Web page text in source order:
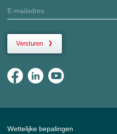
Versturen
Wettelijke bepalingen